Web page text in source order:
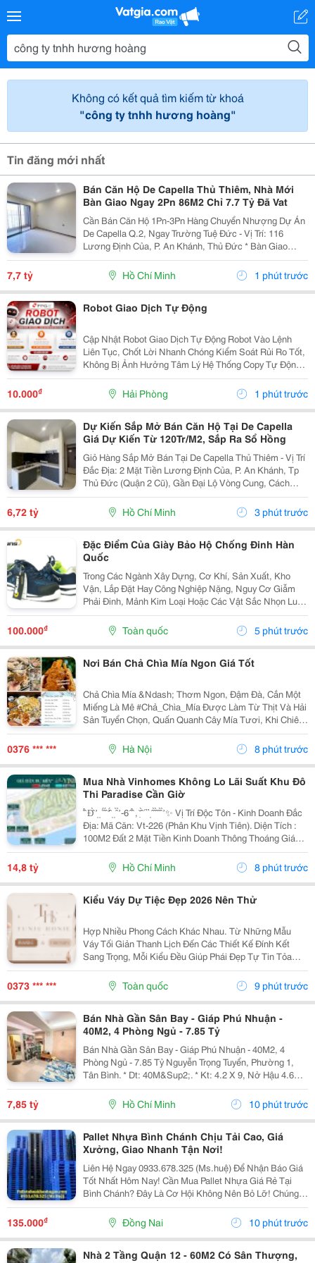
Không có kết quả tìm kiếm từ khoá
"công ty tnhh hương hoàng"
Tin đăng mới nhất
Bán Căn Hộ De Capella Thủ Thiêm, Nhà Mới
Bàn Giao Ngay 2Pn 86M2 Chỉ 7.7 Tỷ Đã Vat
Cần Bán Căn Hộ 1Pn-3Pn Hàng Chuyển Nhượng Dự Án
De Capella Q.2, Ngay Trường Tuệ Đức - Vị Trí: 116
Lương Định Của, P. An Khánh, Thủ Đức * Bàn Giao
Hoàn Thiện Cơ Bản * Căn Hộ Cao Cấp De Capella -
Thanh Toán Nhận Nhà Ngay Đa Dạng Diện Tích, Giá Đã
7,7 tỷ Hồ Chí Minh 1 phút trước
Robot Giao Dịch Tự Động
Cập Nhật Robot Giao Dịch Tự Động Robot Vào Lệnh
Liên Tục, Chốt Lời Nhanh Chóng Kiểm Soát Rủi Ro Tốt,
Không Bị Ảnh Hưởng Tâm Lý Hệ Thống Copy Tự Động
Luôn Sẵn Sàng Hỗ Trợ Kh , Pasview Sẵn Có Chỉ Cần Ib
Cho Em, Em Giải Đáp Mọi Thắc Mắc Cho Quý Nđt
10.000₫ Hải Phòng 1 phút trước
Dự Kiến Sắp Mở Bán Căn Hộ Tại De Capella
Giá Dự Kiến Từ 120Tr/M2, Sắp Ra Sổ Hồng
Giỏ Hàng Sắp Mở Bán Tại De Capella Thủ Thiêm - Vị Trí
Đắc Địa: 2 Mặt Tiền Lương Định Của, P. An Khánh, Tp
Thủ Đức (Quận 2 Cũ), Gần Đại Lộ Vòng Cung, Cách
Trung Tâm Tp Theo Tuyến Đường Cầu Thủ Thiêm 2 Chỉ
10 Phút Xe Máy. - Các Căn Hộ 100% Ban Công +...
6,72 tỷ Hồ Chí Minh 3 phút trước
Đặc Điểm Của Giày Bảo Hộ Chống Đinh Hàn
Quốc
Trong Các Ngành Xây Dựng, Cơ Khí, Sản Xuất, Kho
Vận, Lắp Đặt Hay Công Nghiệp Nặng, Nguy Cơ Giẫm
Phải Đinh, Mảnh Kim Loại Hoặc Các Vật Sắc Nhọn Luôn
Hiện Hữu. Chính Vì Vậy, Giày Bảo Hộ Là Trang Bị Không
Thể Thiếu Để Bảo Vệ Đôi Chân Và Giảm Thiểu Nguy...
100.000₫ Toàn quốc 5 phút trước
Nơi Bán Chả Chìa Mía Ngon Giá Tốt
Chả Chìa Mía &Ndash; Thơm Ngon, Đậm Đà, Cắn Một
Miếng Là Mê #Chả_Chìa_Mía Được Làm Từ Thịt Và Hải
Sản Tuyển Chọn, Quấn Quanh Cây Mía Tươi, Khi Chiên
Lên Vàng Ruộm, Thơm Lừng. Cắn Một Miếng Là Cảm
Nhận Được Vị Ngọt Của Thịt Hòa Quyện Với Hương...
0376 *** *** Hà Nội 8 phút trước
Mua Nhà Vinhomes Không Lo Lãi Suất Khu Đô
Thi Paradise Cần Giờ
̂ ̂̉ Đ̂̀ ̛ ̣ ̣ ́ ̂́ ̂́ ̛̛ ̂́ ̣ ̣ ̂̀ ̛̀ -6 ̂ ̂̉ , ̣̆ ̂̀ ́ ̉ ̉ ̣ ̂ ̂̀ ̂̀ ̂ ̂̀ ̛̀ ✨ Vị Trí Độc Tôn - Kinh Doanh Đắc
Địa: Mã Căn: Vt-226 (Phân Khu Vịnh Tiên). Diện Tích :
100M2 Đất 2 Mặt Tiền Kinh Doanh Thông Thoáng Giá
Chỉ 14 Tỷ 8 Full All In...
14,8 tỷ Hồ Chí Minh 8 phút trước
Kiểu Váy Dự Tiệc Đẹp 2026 Nên Thử
Hợp Nhiều Phong Cách Khác Nhau. Từ Những Mẫu
Váy Tối Giản Thanh Lịch Đến Các Thiết Kế Đính Kết
Sang Trọng, Mỗi Kiểu Đều Giúp Phái Đẹp Tự Tin Tỏa
Sáng Trong Các Buổi Tiệc Cưới, Gala, Sinh Nhật Hay
Sự Kiện Quan Trọng. Nếu Bạn Đang Tìm Kiếm Mẫu Váy
0373 *** *** Toàn quốc 9 phút trước
Bán Nhà Gần Sân Bay - Giáp Phú Nhuận -
40M2, 4 Phòng Ngủ - 7.85 Tỷ
Bán Nhà Gần Sân Bay - Giáp Phú Nhuận - 40M2, 4
Phòng Ngủ - 7.85 Tỷ Nguyễn Trọng Tuyển, Phường 1,
Tân Bình. * Dt: 40M&Sup2;. * Kt: 4.2 X 9, Nở Hậu 4.6
Tài Lộc * 6 Tầng. ️ 4 Pn &Ndash; 5 Wc. Chỉ Một Căn Ra
Vị Trí Ô Tô Đậu. ✨Chủ Nhà Lâu Năm,...
7,85 tỷ Hồ Chí Minh 10 phút trước
Pallet Nhựa Bình Chánh Chịu Tải Cao, Giá
Xưởng, Giao Nhanh Tận Nơi!
Liên Hệ Ngay 0933.678.325 (Ms.huệ) Để Nhận Báo Giá
Tốt Nhất Hôm Nay! Cần Mua Pallet Nhựa Giá Rẻ Tại
Bình Chánh? Đây Là Cơ Hội Không Nên Bỏ Lỡ! Chúng
Tôi Đang Xả Kho Hàng Nghìn Pallet Nhựa Cũ Và Mới
Với Mức Giá Cực Kỳ Ưu Đãi, Phù Hợp Cho Kho...
135.000₫ Đồng Nai 10 phút trước
Nhà 2 Tầng Quận 12 - 60M2 Có Sân Thượng,